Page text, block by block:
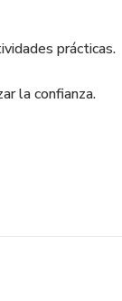
prácticas.
la confianza.